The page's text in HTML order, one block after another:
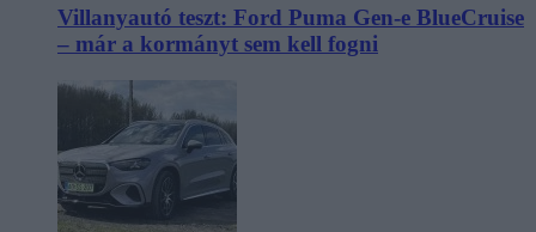
Villanyautó teszt: Ford Puma Gen-e BlueCruise
– már a kormányt sem kell fogni